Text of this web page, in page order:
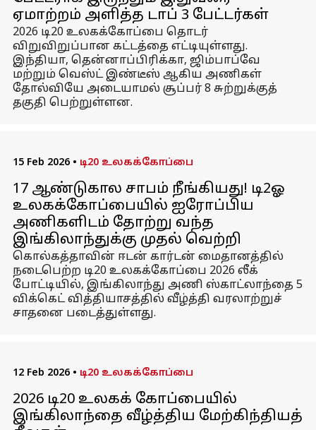
ஏமாற்றம் அளித்த டாப் 3 பேட்டர்கள்
2026 டி20 உலகக்கோப்பை தொடர்
விறுவிறுப்பான கட்டத்தை எட்டியுள்ளது.
இந்தியா, தென்னாப்பிரிக்கா, ஜிம்பாப்வே
மற்றும் வெஸ்ட் இண்டீஸ் ஆகிய அணிகள்
தோல்வியே அடையாமல் சூப்பர் 8 சுற்றுக்குத்
தகுதி பெற்றுள்ளன.
15 Feb 2026 • டி20 உலகக்கோப்பை
17 ஆண்டுகால சாபம் நீங்கியது! டி2ஓ
உலகக்கோப்பையில் ஐரோப்பிய
அணிகளிடம் தோற்று வந்த
இங்கிலாந்துக்கு முதல் வெற்றி
கொல்கத்தாவின் ஈடன் கார்டன் மைதானத்தில்
நடைபெற்ற டி20 உலகக்கோப்பை 2026 லீக்
போட்டியில், இங்கிலாந்து அணி ஸ்காட்லாந்தை 5
விக்கெட் வித்தியாசத்தில் வீழ்த்தி வரலாற்றுச்
சாதனை படைத்துள்ளது.
12 Feb 2026 • டி20 உலகக்கோப்பை
2026 டி20 உலகக் கோப்பையில்
இங்கிலாந்தை வீழ்த்திய மேற்கிந்தியத்